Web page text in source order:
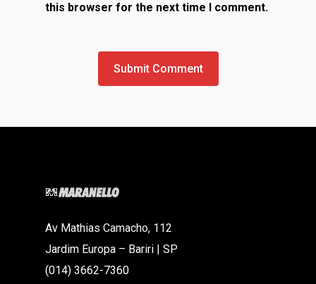
this browser for the next time I comment.
Av Mathias Camacho, 112
Jardim Europa – Bariri | SP
(014) 3662-7360